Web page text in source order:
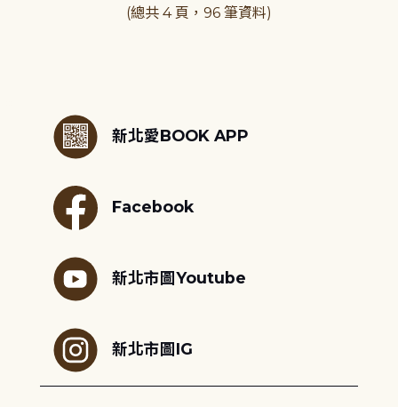
(總共 4 頁，96 筆資料)
新北愛BOOK APP
Facebook
新北市圖Youtube
新北市圖IG